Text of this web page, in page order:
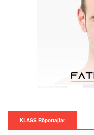
KLASS Röportajlar